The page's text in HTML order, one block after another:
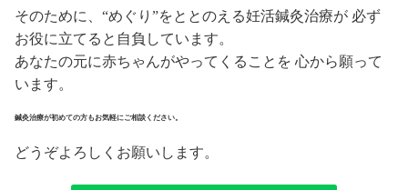
そのために、“めぐり”をととのえる妊活鍼灸治療が 必ず
お役に立てると自負しています。
あなたの元に赤ちゃんがやってくることを 心から願って
います。
鍼灸治療が初めての方もお気軽にご相談ください。
どうぞよろしくお願いします。